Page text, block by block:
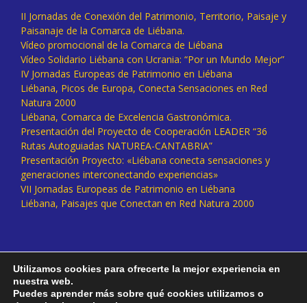
II Jornadas de Conexión del Patrimonio, Territorio, Paisaje y
Paisanaje de la Comarca de Liébana.
Vídeo promocional de la Comarca de Liébana
Vídeo Solidario Liébana con Ucrania: “Por un Mundo Mejor”
IV Jornadas Europeas de Patrimonio en Liébana
Liébana, Picos de Europa, Conecta Sensaciones en Red
Natura 2000
Liébana, Comarca de Excelencia Gastronómica.
Presentación del Proyecto de Cooperación LEADER “36
Rutas Autoguiadas NATUREA-CANTABRIA”
Presentación Proyecto: «Liébana conecta sensaciones y
generaciones interconectando experiencias»
VII Jornadas Europeas de Patrimonio en Liébana
Liébana, Paisajes que Conectan en Red Natura 2000
Utilizamos cookies para ofrecerte la mejor experiencia en
nuestra web.
Puedes aprender más sobre qué cookies utilizamos o